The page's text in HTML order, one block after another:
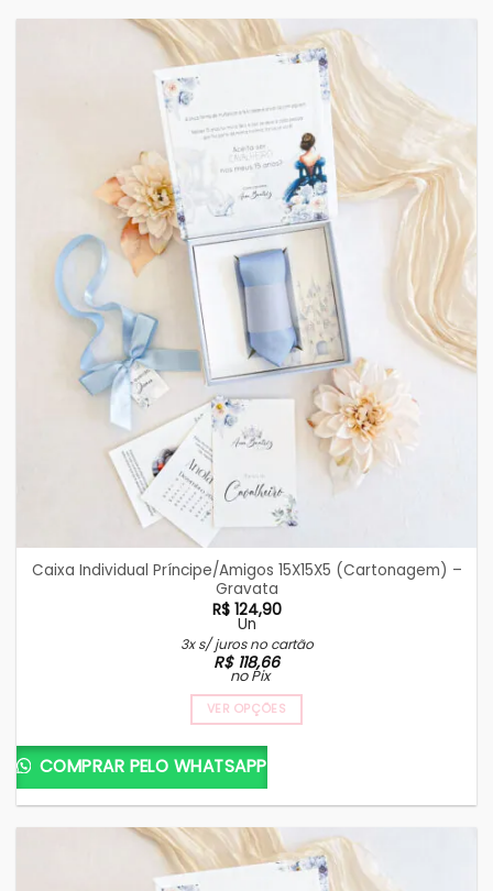
Caixa Individual Príncipe/Amigos 15X15X5 (Cartonagem) –
Gravata
R$124,90
Un
3x s/ juros no cartão
R$118,66
no Pix
VER OPÇÕES
COMPRAR PELO WHATSAPP